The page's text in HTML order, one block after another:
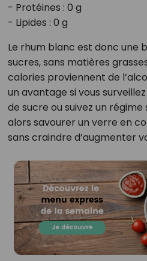
- Protéines : 0 g
- Lipides : 0 g
Le rhum blanc est donc une
sucres, sans matières
calories proviennent de
un avantage si vous
de sucre ou suivez un
alors savourer un verre en
sans craindre d’augmenter